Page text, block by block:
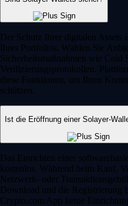
Der Schutz Ihrer digitalen Assets
Ihres Portfolios. Wählen Sie
Sicherheitsmaßnahmen wie Cold
Verifizierungsprotokollen.
diese Funktionen, um Ihren
schützen.
Ist die Eröffnung einer Solayer-
Das Einrichten einer
kostenlos. Während beim Kauf,
Netzwerk- oder
Download und die Registrierung
Crypto.com App keine